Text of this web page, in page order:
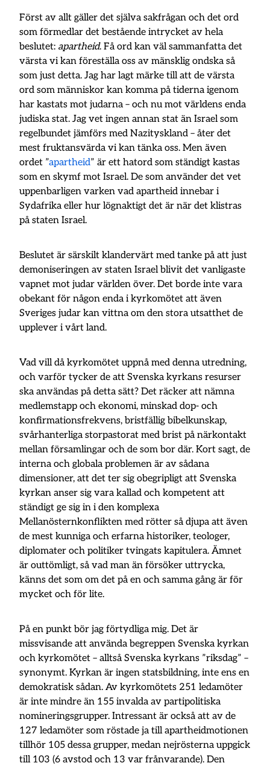
Först av allt gäller det själva sakfrågan och det ord
som förmedlar det bestående intrycket av hela
beslutet: apartheid. Få ord kan väl sammanfatta det
värsta vi kan föreställa oss av mänsklig ondska så
som just detta. Jag har lagt märke till att de värsta
ord som människor kan komma på tiderna igenom
har kastats mot judarna – och nu mot världens enda
judiska stat. Jag vet ingen annan stat än Israel som
regelbundet jämförs med Nazityskland – åter det
mest fruktansvärda vi kan tänka oss. Men även
ordet ”apartheid” är ett hatord som ständigt kastas
som en skymf mot Israel. De som använder det vet
uppenbarligen varken vad apartheid innebar i
Sydafrika eller hur lögnaktigt det är när det klistras
på staten Israel.
Beslutet är särskilt klandervärt med tanke på att just
demoniseringen av staten Israel blivit det vanligaste
vapnet mot judar världen över. Det borde inte vara
obekant för någon enda i kyrkomötet att även
Sveriges judar kan vittna om den stora utsatthet de
upplever i vårt land.
Vad vill då kyrkomötet uppnå med denna utredning,
och varför tycker de att Svenska kyrkans resurser
ska användas på detta sätt? Det räcker att nämna
medlemstapp och ekonomi, minskad dop- och
konfirmationsfrekvens, bristfällig bibelkunskap,
svårhanterliga storpastorat med brist på närkontakt
mellan församlingar och de som bor där. Kort sagt, de
interna och globala problemen är av sådana
dimensioner, att det ter sig obegripligt att Svenska
kyrkan anser sig vara kallad och kompetent att
ständigt ge sig in i den komplexa
Mellanösternkonflikten med rötter så djupa att även
de mest kunniga och erfarna historiker, teologer,
diplomater och politiker tvingats kapitulera. Ämnet
är outtömligt, så vad man än försöker uttrycka,
känns det som om det på en och samma gång är för
mycket och för lite.
På en punkt bör jag förtydliga mig. Det är
missvisande att använda begreppen Svenska kyrkan
och kyrkomötet – alltså Svenska kyrkans ”riksdag” –
synonymt. Kyrkan är ingen statsbildning, inte ens en
demokratisk sådan. Av kyrkomötets 251 ledamöter
är inte mindre än 155 invalda av partipolitiska
nomineringsgrupper. Intressant är också att av de
127 ledamöter som röstade ja till apartheidmotionen
tillhör 105 dessa grupper, medan nejrösterna uppgick
till 103 (6 avstod och 13 var frånvarande). Den